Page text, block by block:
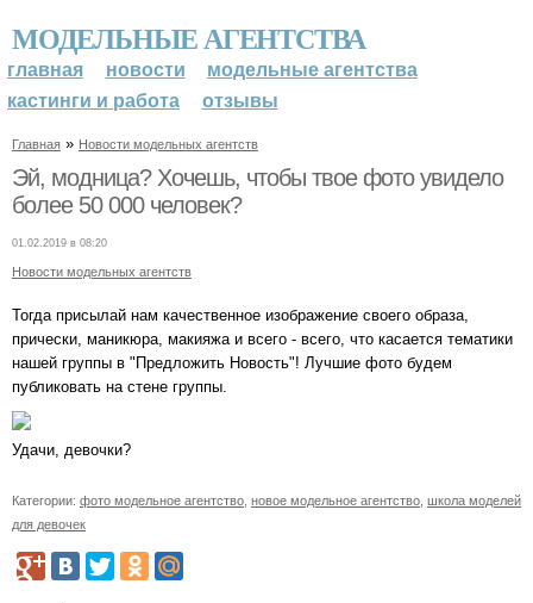
МОДЕЛЬНЫЕ АГЕНТСТВА
главная новости
модельные агентства
кастинги и работа
отзывы
Главная » Новости модельных агентств
Эй, модница? Хочешь, чтобы твое фото увидело
более 50 000 человек?
01.02.2019 в 08:20
Новости модельных агентств
Тогда присылай нам качественное изображение своего образа,
прически, маникюра, макияжа и всего - всего, что касается тематики
нашей группы в "Предложить Новость"! Лучшие фото будем
публиковать на стене группы.
Удачи, девочки?
Категории: фото модельное агентство новое модельное агентство школа моделей
для девочек